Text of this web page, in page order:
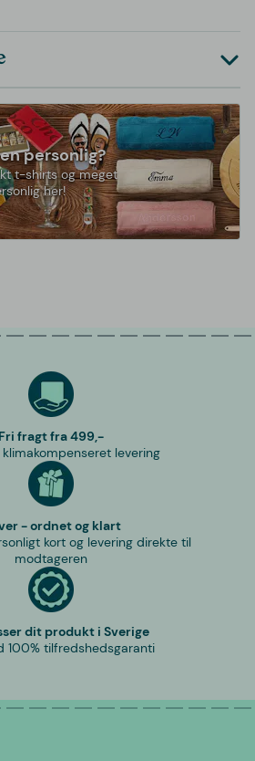
personlig?
t-shirts og meget
her!
Fri fragt fra 499,-
levering
- ordnet og klart
kort og levering direkte til
modtageren
dit produkt i Sverige
100% tilfredshedsgaranti